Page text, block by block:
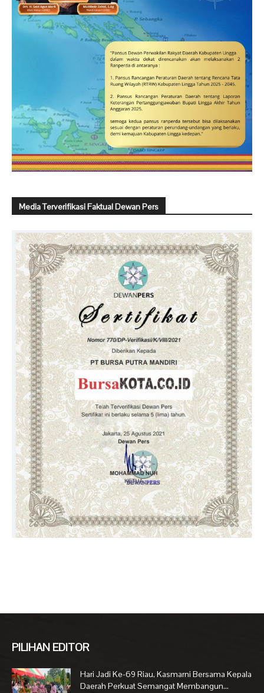
Media Terverifikasi Faktual Dewan Pers
PILIHAN EDITOR
Hari Jadi Ke-69 Riau, Kasmarni Bersama Kepala
Daerah Perkuat Semangat Membangun...